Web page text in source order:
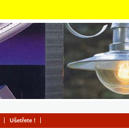
Ušetřete !